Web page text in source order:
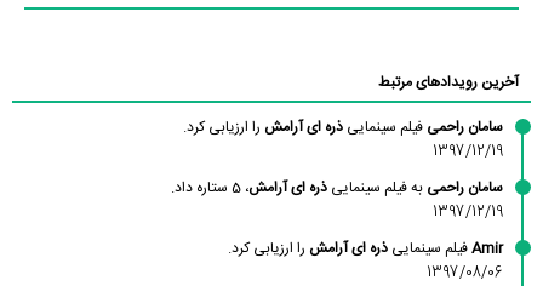
آخرین رویدادهای مرتبط
سامان راحمی فیلم سینمایی ذره ای آرامش را ارزیابی کرد.
1397/12/19
سامان راحمی به فیلم سینمایی ذره ای آرامش، 5 ستاره داد.
1397/12/19
Amirفیلم سینمایی ذره ای آرامش را ارزیابی کرد.
1397/08/06